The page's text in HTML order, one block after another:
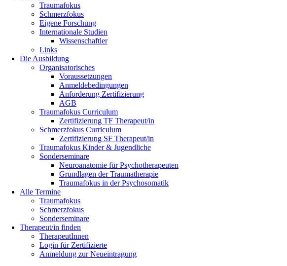
Traumafokus
Schmerzfokus
Eigene Forschung
Internationale Studien
Wissenschaftler
Links
Die Ausbildung
Organisatorisches
Voraussetzungen
Anmeldebedingungen
Anforderung Zertifizierung
AGB
Traumafokus Curriculum
Zertifizierung TF Therapeut/in
Schmerzfokus Curriculum
Zertifizierung SF Therapeut/in
Traumafokus Kinder & Jugendliche
Sonderseminare
Neuroanatomie für Psychotherapeuten
Grundlagen der Traumatherapie
Traumafokus in der Psychosomatik
Alle Termine
Traumafokus
Schmerzfokus
Sonderseminare
Therapeut/in finden
TherapeutInnen
Login für Zertifizierte
Anmeldung zur Neueintragung